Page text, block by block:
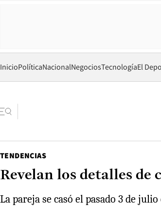
InicioPolíticaNacionalNegociosTecnologíaEl
TENDENCIAS
Revelan los detalles de
La pareja se casó el pasado 3 de